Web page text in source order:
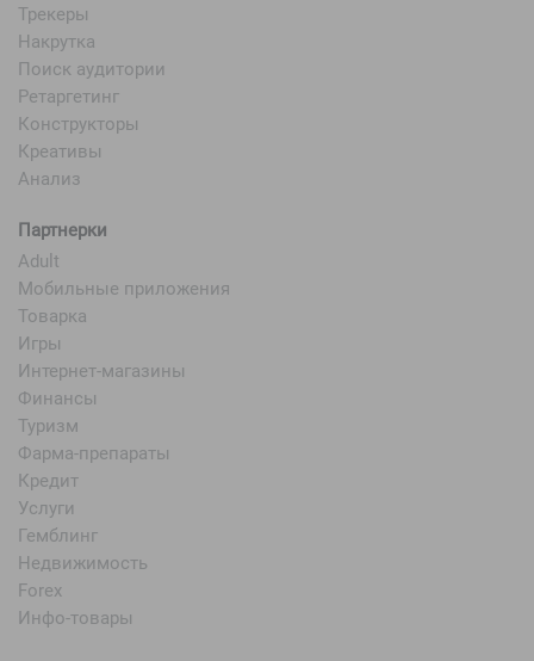
Трекеры
Накрутка
Поиск аудитории
Ретаргетинг
Конструкторы
Креативы
Анализ
Партнерки
Adult
Мобильные приложения
Товарка
Игры
Интернет-магазины
Финансы
Туризм
Фарма-препараты
Кредит
Услуги
Гемблинг
Недвижимость
Forex
Инфо-товары